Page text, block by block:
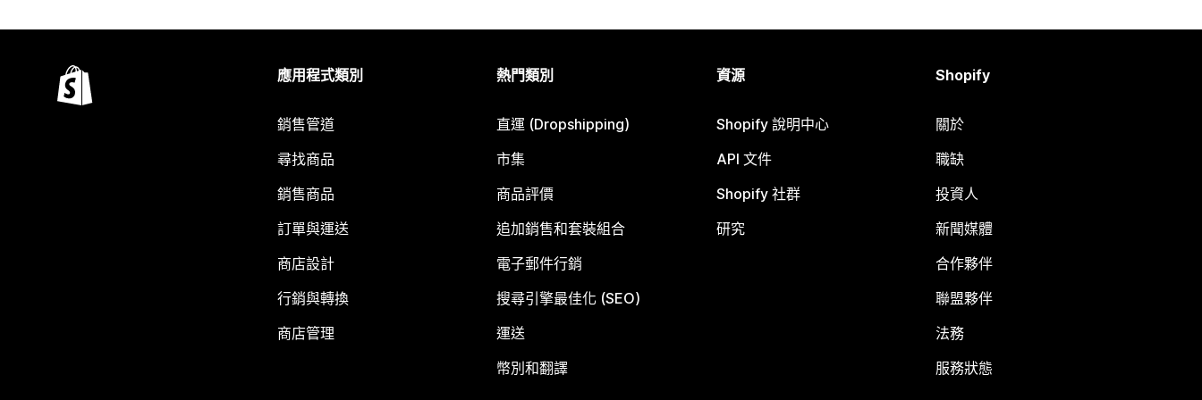
應用程式類別
銷售管道
尋找商品
銷售商品
訂單與運送
商店設計
行銷與轉換
商店管理
熱門類別
直運 (Dropshipping)
市集
商品評價
追加銷售和套裝組合
電子郵件行銷
搜尋引擎最佳化 (SEO)
運送
幣別和翻譯
資源
Shopify 說明中心
API 文件
Shopify 社群
研究
Shopify
關於
職缺
投資人
新聞媒體
合作夥伴
聯盟夥伴
法務
服務狀態